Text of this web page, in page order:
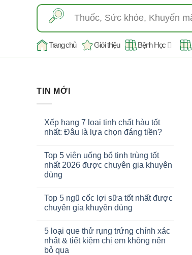
kiếm:
Trang chủ Giới thiệu Bệnh Học
TIN MỚI
Xếp hạng 7 loại tinh chất hàu tốt
nhất: Đâu là lựa chọn đáng tiền?
Top 5 viên uống bổ tinh trùng tốt
nhất 2026 được chuyên gia khuyên
dùng
Top 5 ngũ cốc lợi sữa tốt nhất được
chuyên gia khuyên dùng
5 loại que thử rụng trứng chính xác
nhất & tiết kiệm chị em không nên
bỏ qua